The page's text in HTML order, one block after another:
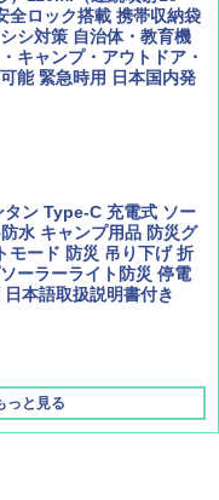
年 9 月号【特別付録:
"財布 ランダム2種】
・統計・移動から読み
書)
ーズ メッシュ 3-4人用
プテント エクルベージ
設営 カンガルーテント
ント
全ロック搭載 携帯収納袋
シ対策 自治体・教育機
キャンプ・アウトドア・
能 緊急時用 日本国内発
タン Type-C 充電式 ソー
水 キャンプ用品 防災グ
モード 防災 吊り下げ 折
ーラーライト防災 停電
本語取扱説明書付き
っと見る